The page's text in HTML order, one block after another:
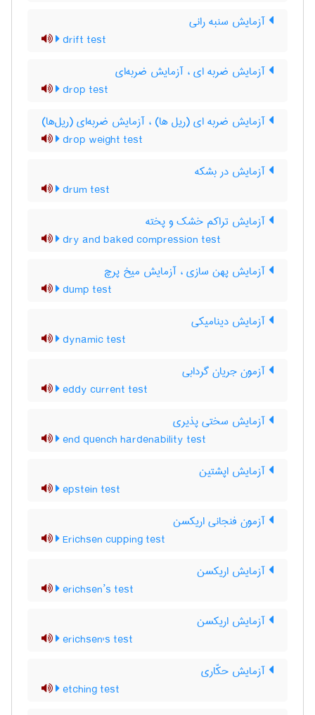
آزمایش سنبه رانی
drift test
آزمایش ضربه ای ، آزمایش ضربه‌ای
drop test
آزمایش ضربه ای (ریل ها) ، آزمایش ضربه‌ای (ریل‌ها)
drop weight test
آزمایش در بشکه
drum test
آزمایش تراکم خشک و پخته
dry and baked compression test
آزمایش پهن سازی ، آزمایش میخ پرچ
dump test
آزمایش دینامیکی
dynamic test
آزمون جریان گردابی
eddy current test
آزمایش سختی پذیری
end quench hardenability test
آزمایش اپشتین
epstein test
آزمون فنجانی اریکسن
Erichsen cupping test
آزمایش اریکسن
erichsen’s test
آزمایش اریکسن
erichsen's test
آزمایش حکّاری
etching test